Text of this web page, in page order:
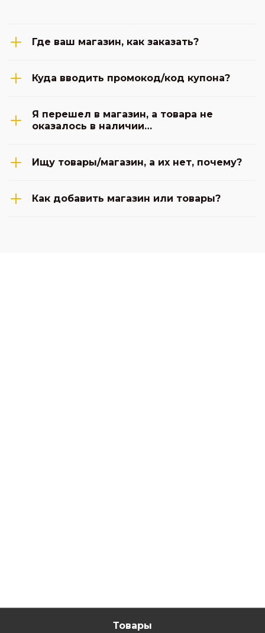
Где ваш магазин, как заказать?
Куда вводить промокод/код купона?
Я перешел в магазин, а товара не
оказалось в наличии…
Ищу товары/магазин, а их нет, почему?
Как добавить магазин или товары?
Товары